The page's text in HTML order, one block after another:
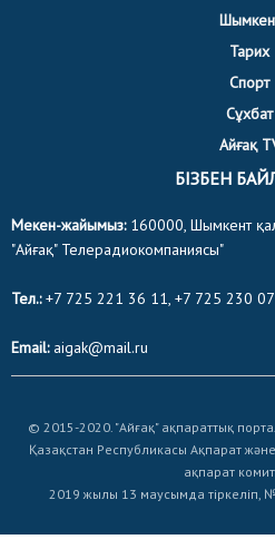
Тарих
Спорт
Сұхбат
Айғақ
БІЗБЕН
Мекен-жайымыз:160000, Шымкент
"Айғақ" Телерадиокомпаниясы"
Тел.:+7 725 221 36 11, +7 725 230
Email:aigak@mail.ru
© 2015-2020. "Айғақ" ақпараттық
Қазақстан Республикасы Ақпарат
ақпарат
2019 жылы 13 маусымда тіркеліп, №